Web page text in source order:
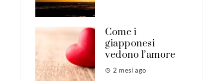
Come i
giapponesi
vedono l’amore
2 mesi ago